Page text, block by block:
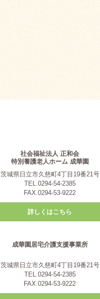
社会福祉法人 正和会
特別養護老人ホーム 成華園
茨城県日立市久慈町4丁目19番21号
TEL.0294-54-2385
FAX.0294-53-9222
詳しくはこちら
成華園居宅介護支援事業所
茨城県日立市久慈町4丁目19番21号
TEL.0294-54-2385
FAX.0294-53-9222